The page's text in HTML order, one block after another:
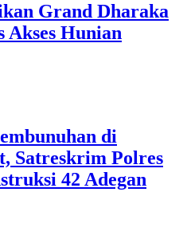
Grand Dharaka
Akses Hunian
di
Satreskrim Polres
42 Adegan